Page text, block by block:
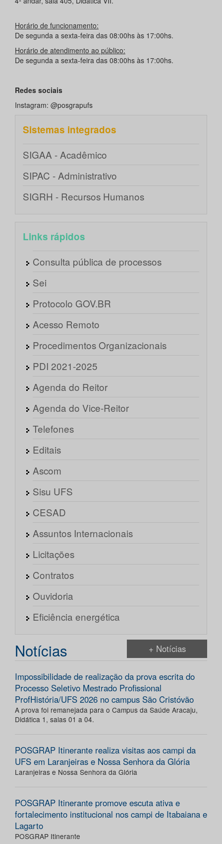
Horário de funcionamento:
De segunda a sexta-feira das 08:00hs às 17:00hs.
Horário de atendimento ao público:
De segunda a sexta-feira das 08:00hs às 17:00hs.
Redes sociais
Instagram: @posgrapufs
Sistemas integrados
SIGAA - Acadêmico
SIPAC - Administrativo
SIGRH - Recursos Humanos
Links rápidos
Consulta pública de processos
Sei
Protocolo GOV.BR
Acesso Remoto
Procedimentos Organizacionais
PDI 2021-2025
Agenda do Reitor
Agenda do Vice-Reitor
Telefones
Editais
Ascom
Sisu UFS
CESAD
Assuntos Internacionais
Licitações
Contratos
Ouvidoria
Eficiência energética
Notícias + Notícias
Impossibilidade de realização da prova escrita do
Processo Seletivo Mestrado Profissional
ProfHistória/UFS 2026 no campus São Cristóvão
A prova foi remanejada para o Campus da Saúde Aracaju,
Didática 1, salas 01 a 04.
POSGRAP Itinerante realiza visitas aos campi da
UFS em Laranjeiras e Nossa Senhora da Glória
Laranjeiras e Nossa Senhora da Glória
POSGRAP Itinerante promove escuta ativa e
fortalecimento institucional nos campi de Itabaiana e
Lagarto
POSGRAP Itinerante